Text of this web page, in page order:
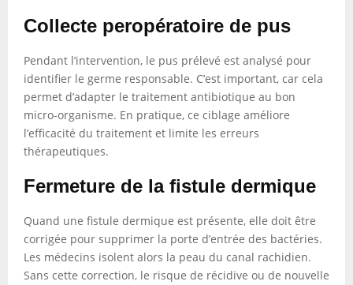
Collecte peropératoire de pus
Pendant l’intervention, le pus prélevé est analysé pour
identifier le germe responsable. C’est important, car cela
permet d’adapter le traitement antibiotique au bon
micro-organisme. En pratique, ce ciblage améliore
l’efficacité du traitement et limite les erreurs
thérapeutiques.
Fermeture de la fistule dermique
Quand une fistule dermique est présente, elle doit être
corrigée pour supprimer la porte d’entrée des bactéries.
Les médecins isolent alors la peau du canal rachidien.
Sans cette correction, le risque de récidive ou de nouvelle